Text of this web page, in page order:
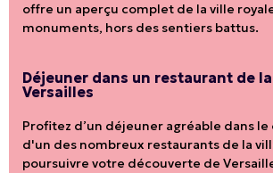
offre un aperçu complet de la ville
monuments, hors des sentiers battus.
Déjeuner dans un restaurant de
Versailles
Profitez d’un déjeuner agréable dans
d'un des nombreux restaurants de la
poursuivre votre découverte de